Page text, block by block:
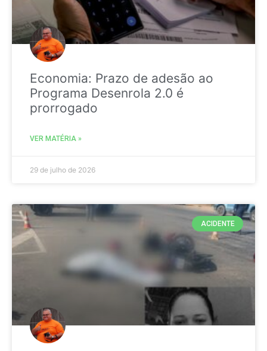
Economia: Prazo de adesão ao
Programa Desenrola 2.0 é
prorrogado
VER MATÉRIA »
29 de julho de 2026
ACIDENTE